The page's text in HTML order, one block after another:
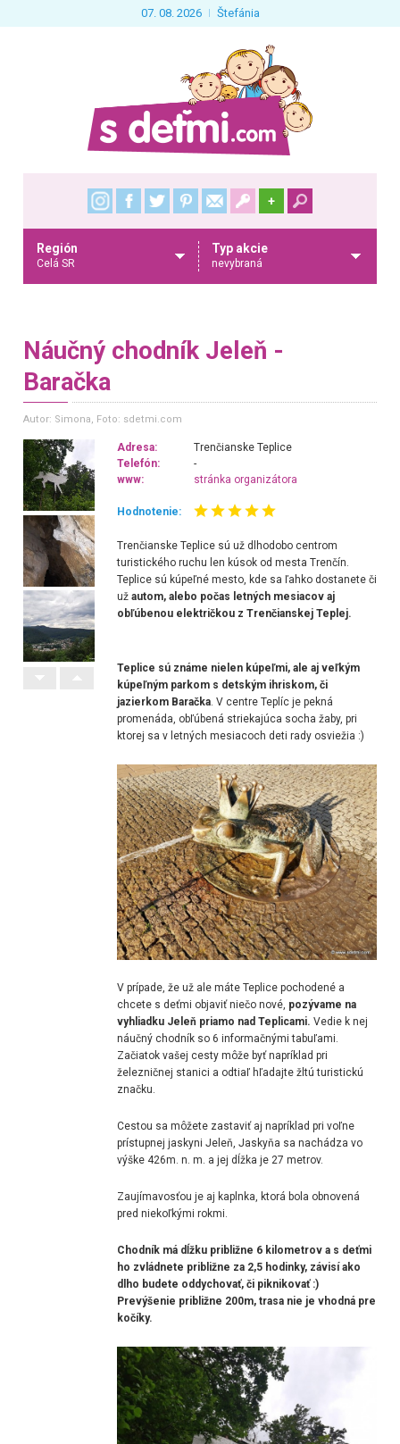
07. 08. 2026 Štefánia
+
Región
Celá SR
Typ akcie
nevybraná
Náučný chodník Jeleň -
Baračka
Autor: Simona, Foto: sdetmi.com
Adresa:
Trenčianske Teplice
Telefón:
-
www:
stránka organizátora
Hodnotenie:
Trenčianske Teplice sú už dlhodobo centrom
turistického ruchu len kúsok od mesta Trenčín.
Teplice sú kúpeľné mesto, kde sa ľahko dostanete či
užautom, alebo počas letných mesiacov aj
obľúbenou električkou z Trenčianskej Teplej.
Teplice sú známe nielen kúpeľmi, ale aj veľkým
kúpeľným parkom s detským ihriskom, či
jazierkom Baračka. V centre Teplíc je pekná
promenáda, obľúbená striekajúca socha žaby, pri
ktorej sa v letných mesiacoch deti rady osviežia :)
V prípade, že už ale máte Teplice pochodené a
chcete s deťmi objaviť niečo nové, pozývame na
vyhliadku Jeleň priamo nad Teplicami. Vedie k nej
náučný chodník so 6 informačnými tabuľami.
Začiatok vašej cesty môže byť napríklad pri
železničnej stanici a odtiaľ hľadajte žltú turistickú
značku.
Cestou sa môžete zastaviť aj napríklad pri voľne
prístupnej jaskyni Jeleň,Jaskyňa sa nachádza vo
výške 426m. n. m. a jej dĺžka je 27 metrov.
Zaujímavosťou je aj kaplnka, ktorá bola obnovená
pred niekoľkými rokmi.
Chodník má dĺžku približne 6 kilometrov a s deťmi
ho zvládnete približne za 2,5 hodinky, závisí ako
dlho budete oddychovať, či piknikovať :)
Prevýšenie približne 200m, trasa nie je vhodná pre
kočíky.